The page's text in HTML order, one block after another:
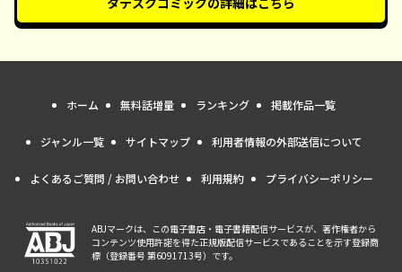
ホーム 無料話増量 ランキング 掲載作品一覧
ジャンル一覧 サイトマップ 利用者情報の外部送信について
よくあるご質問 / お問い合わせ 利用規約 プライバシーポリシー
ABJマークは、この電子書店・電子書籍配信サービスが、著作権者から
コンテンツ使用許諾を得た正規版配信サービスであることを示す登録商
標（登録番号 第6091713号）です。